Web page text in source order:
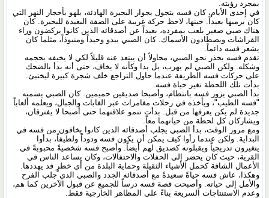
بمجرد رؤيته.
في إحدى الأيام، كان فسه يتجول بجوار البحيرة الهادئة، يلهو بأحجار النهر التي
كان يرميها بعيداً. حينها، لاحظ حركة غريبة على الضفة البعيدة للبحيرة. كان
هناك صبي صغير يلعب بمفرده، بعيداً عن أصدقائه الذين كانوا يركضون وراء
الفراشات ويصطادون الأسماك. كان الصبي يبدو وحيداً ومنبوذاً، مثلما كان
يشعر فسه دائماً.
تقدم فسه بحذر نحو الصبي، محاولاً أن يبتعد عنه قليلاً لكي لا يخيفه بحجمه
وشكله. ولكن الصبي لم يهرب، بل بدا وكأنه لا يخاف، حتى أنه بدأ بالضحك
على حركات فسه الطريفة عندما حاول التراجع خلف شجرة كبيرة ليختبئ.
بدأت تلك اللحظة تغير حياة فسه.
بدأ الصبي يزور فسه بانتظام، وأصبحا صديقين حميمين. كان الصبي يسميه
"فسه الطيب"، ويأخذه في رحلات مغامرات عبر الغابات والجبال، ويعلمه ألعاباً
جديدة لم يكن يعرفها من قبل. بدأت تنمو علاقتهما حتى أصبحا لا يفترقان،
ويشاركان كل لحظة من حياتهما معاً.
ومع مرور الوقت، بدأ الصبي يجلب أصدقائه الذين كانوا يخافون من فسه في
البداية. ولكن عندما رأوا كيف يمكن أن يكون فسه ودوداً ولطيفاً، بدأوا
يتغيرون تدريجياً ويقبلونه كصديق لهم أيضاً. وأصبح فسه شخصيةً محبوبةً في
القرية، حيث كان يحضر إلى الحفلات والاحتفالات، وكان يساعد الناس في
الأعمال الشاقة كحمل الأشياء الثقيلة وحماية البلدة من أي خطرٍ قد يهددها.
وهكذا، عاش فسه حياةً سعيدةً مع أصدقائه الجدد والصبي الذي جلب الفرح
والأمل إلى حياته. وأصبحت قصة فسه درساً للجميع عن قبول الآخرين كما هم،
وعدم الاستنتاجات السريعة بناءً على المظاهر الخارجية فقط.